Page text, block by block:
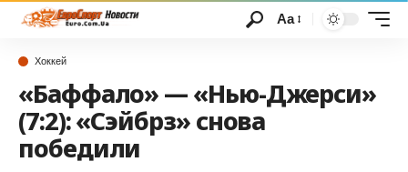
Аа
Хоккей
«Баффало» — «Нью-Джерси»
(7:2): «Сэйбрз» снова
победили